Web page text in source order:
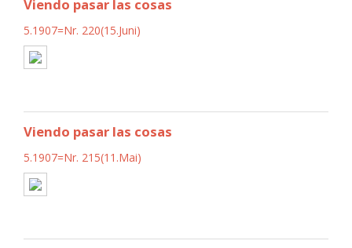
Viendo pasar las cosas
5.1907=Nr. 220(15.Juni)
Viendo pasar las cosas
5.1907=Nr. 215(11.Mai)